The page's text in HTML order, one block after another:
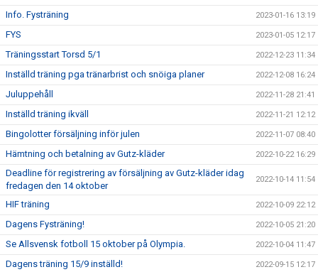
Info. Fysträning 2023-01-16 13:19
FYS 2023-01-05 12:17
Träningsstart Torsd 5/1 2022-12-23 11:34
Inställd träning pga tränarbrist och snöiga planer 2022-12-08 16:24
Juluppehåll 2022-11-28 21:41
Inställd träning ikväll 2022-11-21 12:12
Bingolotter försäljning inför julen 2022-11-07 08:40
Hämtning och betalning av Gutz-kläder 2022-10-22 16:29
Deadline för registrering av försäljning av Gutz-kläder idag
fredagen den 14 oktober
2022-10-14 11:54
HIF träning 2022-10-09 22:12
Dagens Fysträning! 2022-10-05 21:20
Se Allsvensk fotboll 15 oktober på Olympia. 2022-10-04 11:47
Dagens träning 15/9 inställd! 2022-09-15 12:17